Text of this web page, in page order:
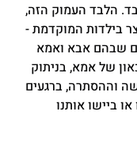
הלבד העמוק הזה,
בילדות המוקדמת -
שבהם אבא ואמא
של אמא, בניתוק
וההסתרה, ברגעים
ביישו אותנו